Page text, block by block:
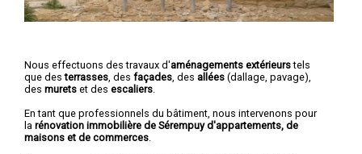
Nous effectuons des travaux d'aménagements extérieurstels
que desterrasses , des façades , des allées (dallage, pavage),
des murets et des escaliers
En tant que professionnels du bâtiment, nous intervenons pour
la rénovation immobilière de Sérempuy d'appartements, de
maisons et de commerces